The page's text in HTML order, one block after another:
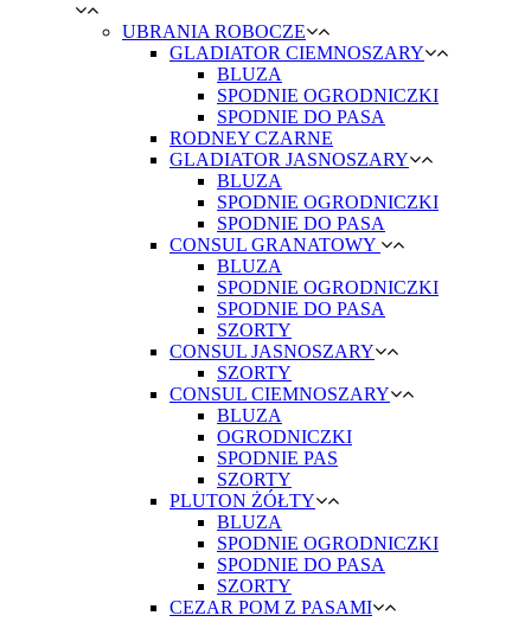
UBRANIA ROBOCZE
GLADIATOR CIEMNOSZARY
BLUZA
SPODNIE OGRODNICZKI
SPODNIE DO PASA
RODNEY CZARNE
GLADIATOR JASNOSZARY
BLUZA
SPODNIE OGRODNICZKI
SPODNIE DO PASA
CONSUL GRANATOWY
BLUZA
SPODNIE OGRODNICZKI
SPODNIE DO PASA
SZORTY
CONSUL JASNOSZARY
SZORTY
CONSUL CIEMNOSZARY
BLUZA
OGRODNICZKI
SPODNIE PAS
SZORTY
PLUTON ŻÓŁTY
BLUZA
SPODNIE OGRODNICZKI
SPODNIE DO PASA
SZORTY
CEZAR POM Z PASAMI